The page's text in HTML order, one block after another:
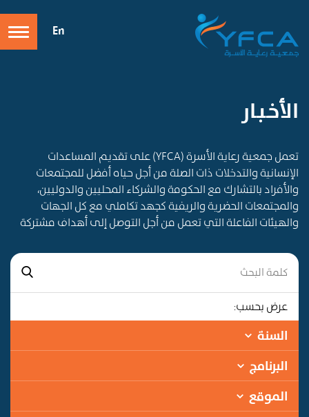
En
الأخـبـار
تعمل جمعية رعاية الأسرة (YFCA) على تقديم المساعدات
الإنسانية والتدخلات ذات الصلة من أجل حياه أفضل للمجتمعات
والأفراد بالتشارك مع الحكومة والشركاء المحليين والدوليين،
والمجتمعات الحضرية والريفية كجهد تكاملي مع كل الجهات
والهيئات الفاعلة التي تعمل من أجل التوصل إلى أهداف مشتركة
عرض بحسب:
السنة
البرنامج
الموقع